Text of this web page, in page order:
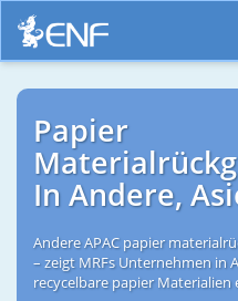
Papier
In Andere,
Andere APAC papier
– zeigt MRFs Unternehmen in
recycelbare papier